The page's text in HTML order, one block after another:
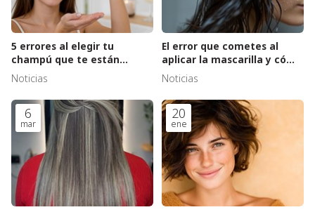
5 errores al elegir tu
champú que te están
dañando el pelo
Noticias
El error que cometes al
aplicar la mascarilla y cómo
solucionarlo
Noticias
6
mar
20
ene